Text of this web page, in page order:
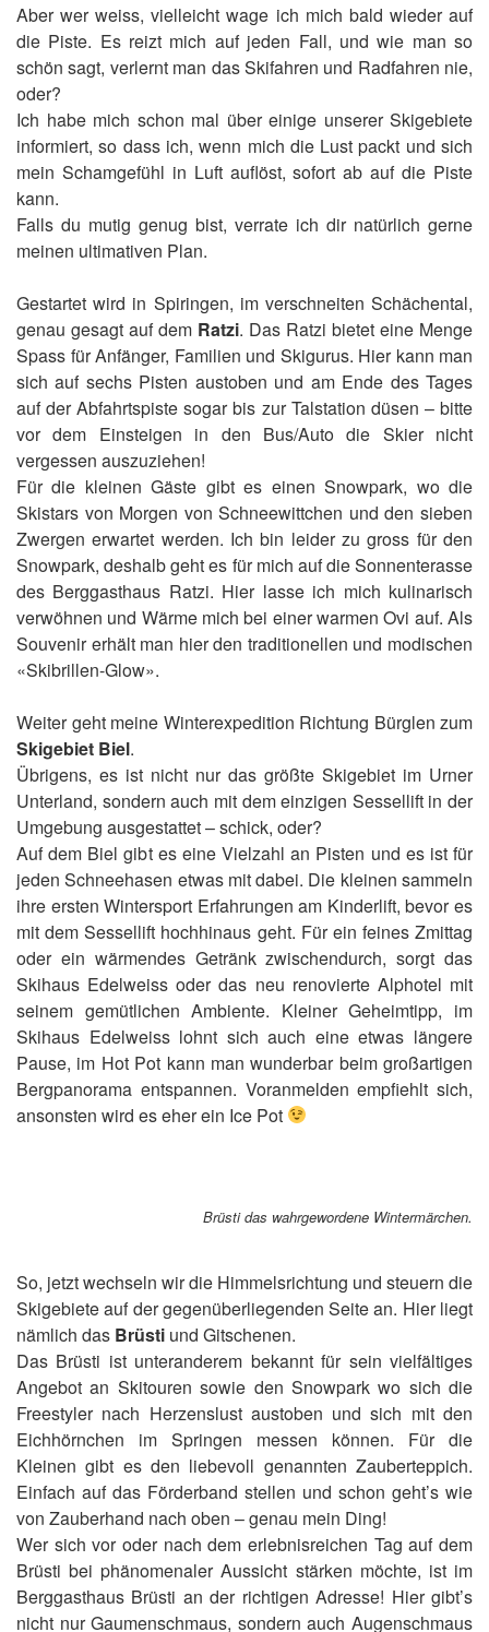
Aber wer weiss, vielleicht wage ich mich bald wieder auf
die Piste. Es reizt mich auf jeden Fall, und wie man so
schön sagt, verlernt man das Skifahren und Radfahren nie,
oder?
Ich habe mich schon mal über einige unserer Skigebiete
informiert, so dass ich, wenn mich die Lust packt und sich
mein Schamgefühl in Luft auflöst, sofort ab auf die Piste
kann.
Falls du mutig genug bist, verrate ich dir natürlich gerne
meinen ultimativen Plan.
Gestartet wird in Spiringen, im verschneiten Schächental,
genau gesagt auf dem Ratzi. Das Ratzi bietet eine Menge
Spass für Anfänger, Familien und Skigurus. Hier kann man
sich auf sechs Pisten austoben und am Ende des Tages
auf der Abfahrtspiste sogar bis zur Talstation düsen – bitte
vor dem Einsteigen in den Bus/Auto die Skier nicht
vergessen auszuziehen!
Für die kleinen Gäste gibt es einen Snowpark, wo die
Skistars von Morgen von Schneewittchen und den sieben
Zwergen erwartet werden. Ich bin leider zu gross für den
Snowpark, deshalb geht es für mich auf die Sonnenterasse
des Berggasthaus Ratzi. Hier lasse ich mich kulinarisch
verwöhnen und Wärme mich bei einer warmen Ovi auf. Als
Souvenir erhält man hier den traditionellen und modischen
«Skibrillen-Glow».
Weiter geht meine Winterexpedition Richtung Bürglen zum
Skigebiet Biel.
Übrigens, es ist nicht nur das größte Skigebiet im Urner
Unterland, sondern auch mit dem einzigen Sessellift in der
Umgebung ausgestattet – schick, oder?
Auf dem Biel gibt es eine Vielzahl an Pisten und es ist für
jeden Schneehasen etwas mit dabei. Die kleinen sammeln
ihre ersten Wintersport Erfahrungen am Kinderlift, bevor es
mit dem Sessellift hochhinaus geht. Für ein feines Zmittag
oder ein wärmendes Getränk zwischendurch, sorgt das
Skihaus Edelweiss oder das neu renovierte Alphotel mit
seinem gemütlichen Ambiente. Kleiner Geheimtipp, im
Skihaus Edelweiss lohnt sich auch eine etwas längere
Pause, im Hot Pot kann man wunderbar beim großartigen
Bergpanorama entspannen. Voranmelden empfiehlt sich,
ansonsten wird es eher ein Ice Pot
Brüsti das wahrgewordene Wintermärchen.
So, jetzt wechseln wir die Himmelsrichtung und steuern die
Skigebiete auf der gegenüberliegenden Seite an. Hier liegt
nämlich das Brüsti und Gitschenen.
Das Brüsti ist unteranderem bekannt für sein vielfältiges
Angebot an Skitouren sowie den Snowpark wo sich die
Freestyler nach Herzenslust austoben und sich mit den
Eichhörnchen im Springen messen können. Für die
Kleinen gibt es den liebevoll genannten Zauberteppich.
Einfach auf das Förderband stellen und schon geht’s wie
von Zauberhand nach oben – genau mein Ding!
Wer sich vor oder nach dem erlebnisreichen Tag auf dem
Brüsti bei phänomenaler Aussicht stärken möchte, ist im
Berggasthaus Brüsti an der richtigen Adresse! Hier gibt’s
nicht nur Gaumenschmaus, sondern auch Augenschmaus